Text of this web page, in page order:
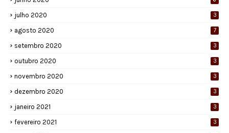
julho 2020 3
agosto 2020 7
setembro 2020 3
outubro 2020 3
novembro 2020 3
dezembro 2020 3
janeiro 2021 3
fevereiro 2021 3